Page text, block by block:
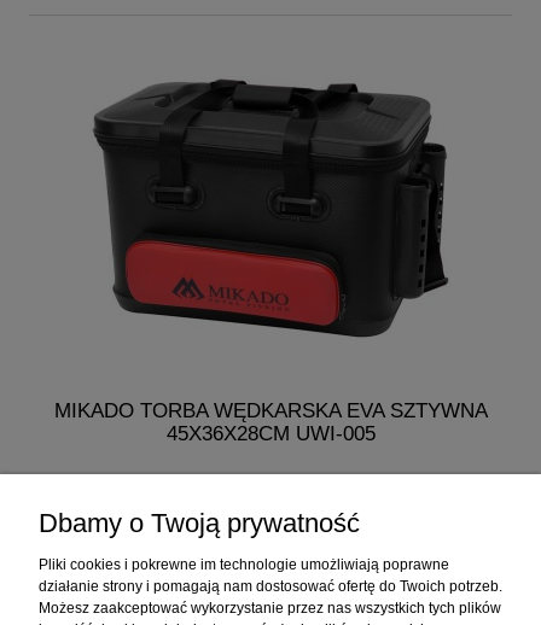
MIKADO TORBA WĘDKARSKA EVA SZTYWNA
45X36X28CM UWI-005
Dbamy o Twoją prywatność
Pliki cookies i pokrewne im technologie umożliwiają poprawne
działanie strony i pomagają nam dostosować ofertę do Twoich potrzeb.
Możesz zaakceptować wykorzystanie przez nas wszystkich tych plików